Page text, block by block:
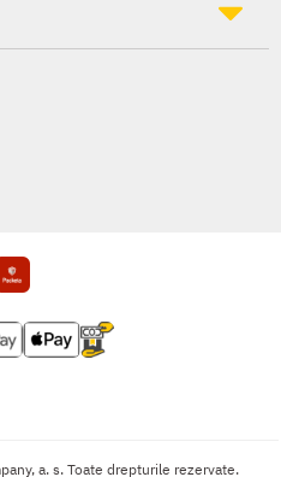
a. s. Toate drepturile rezervate.